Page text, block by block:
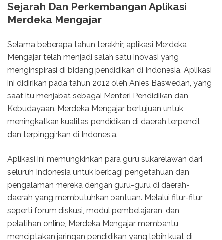
Sejarah Dan Perkembangan Aplikasi
Merdeka Mengajar
Selama beberapa tahun terakhir, aplikasi Merdeka
Mengajar telah menjadi salah satu inovasi yang
menginspirasi di bidang pendidikan di Indonesia. Aplikasi
ini didirikan pada tahun 2012 oleh Anies Baswedan, yang
saat itu menjabat sebagai Menteri Pendidikan dan
Kebudayaan. Merdeka Mengajar bertujuan untuk
meningkatkan kualitas pendidikan di daerah terpencil
dan terpinggirkan di Indonesia.
Aplikasi ini memungkinkan para guru sukarelawan dari
seluruh Indonesia untuk berbagi pengetahuan dan
pengalaman mereka dengan guru-guru di daerah-
daerah yang membutuhkan bantuan. Melalui fitur-fitur
seperti forum diskusi, modul pembelajaran, dan
pelatihan online, Merdeka Mengajar membantu
menciptakan jaringan pendidikan yang lebih kuat di